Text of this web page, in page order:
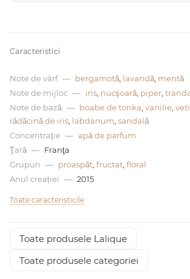
de lei
Caracteristici
Note de vârf — bergamotă lavandă mentă
Note de mijloc — iris nucşoară piper
Note de bază — boabe de tonka vanilie
rădăcină de iris labdanum sandală
Concentraţie — apă de parfum
Ţară — Franţa
Grupuri
— proaspăt fructat floral
Anul creației
— 2015
Toate caracteristicile
Toate produsele Lalique
Toate produsele categoriei